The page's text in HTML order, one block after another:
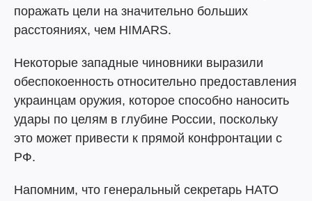
поражать цели на значительно больших
расстояниях, чем HIMARS.
Некоторые западные чиновники выразили
обеспокоенность относительно предоставления
украинцам оружия, которое способно наносить
удары по целям в глубине России, поскольку
это может привести к прямой конфронтации с
РФ.
Напомним, что генеральный секретарь НАТО